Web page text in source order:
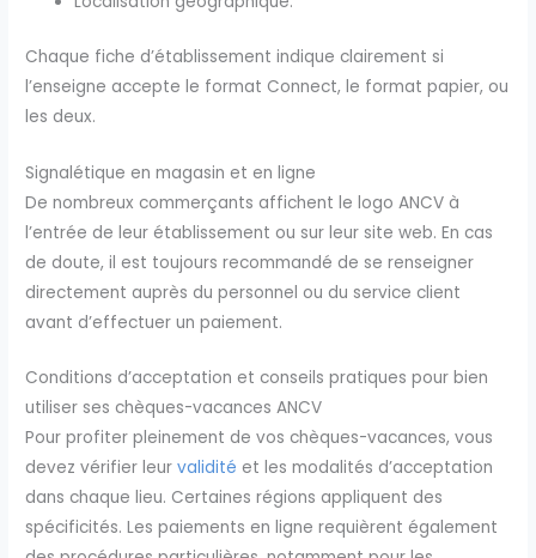
Chaque fiche d’établissement indique clairement si
l’enseigne accepte le format Connect, le format papier, ou
les deux.
Signalétique en magasin et en ligne
De nombreux commerçants affichent le logo ANCV à
l’entrée de leur établissement ou sur leur site web. En cas
de doute, il est toujours recommandé de se renseigner
directement auprès du personnel ou du service client
avant d’effectuer un paiement.
Conditions d’acceptation et conseils pratiques pour bien
utiliser ses chèques-vacances ANCV
Pour profiter pleinement de vos chèques-vacances, vous
devez vérifier leurvalidité et les modalités d’acceptation
dans chaque lieu. Certaines régions appliquent des
spécificités. Les paiements en ligne requièrent également